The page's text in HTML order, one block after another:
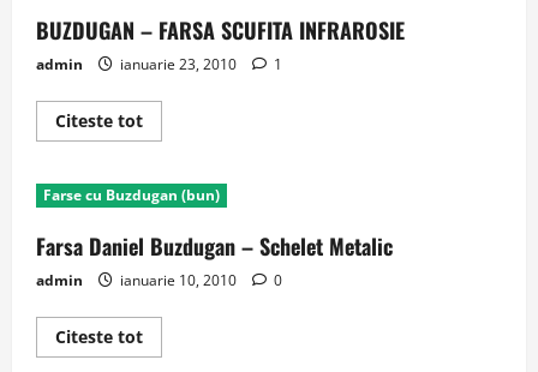
CIVILA
BUZDUGAN – FARSA SCUFITA INFRAROSIE
admin ianuarie 23, 2010 1
Citeste totRead
more
–
FARSA
INFRAROSIE
Farse cu Buzdugan (bun)
Farsa Daniel Buzdugan – Schelet Metalic
admin ianuarie 10, 2010 0
Citeste totRead
more